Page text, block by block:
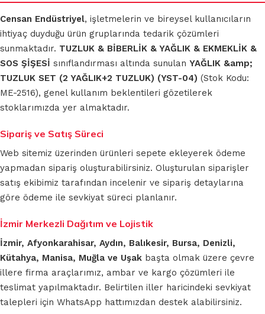
Censan Endüstriyel, işletmelerin ve bireysel kullanıcıların
ihtiyaç duyduğu ürün gruplarında tedarik çözümleri
sunmaktadır. TUZLUK & BİBERLİK & YAĞLIK & EKMEKLİK &
SOS ŞİŞESİ sınıflandırması altında sunulan YAĞLIK &amp;
TUZLUK SET (2 YAĞLIK+2 TUZLUK) (YST-04) (Stok Kodu:
ME-2516), genel kullanım beklentileri gözetilerek
stoklarımızda yer almaktadır.
Sipariş ve Satış Süreci
Web sitemiz üzerinden ürünleri sepete ekleyerek ödeme
yapmadan sipariş oluşturabilirsiniz. Oluşturulan siparişler
satış ekibimiz tarafından incelenir ve sipariş detaylarına
göre ödeme ile sevkiyat süreci planlanır.
İzmir Merkezli Dağıtım ve Lojistik
İzmir, Afyonkarahisar, Aydın, Balıkesir, Bursa, Denizli,
Kütahya, Manisa, Muğla ve Uşak başta olmak üzere çevre
illere firma araçlarımız, ambar ve kargo çözümleri ile
teslimat yapılmaktadır. Belirtilen iller haricindeki sevkiyat
talepleri için WhatsApp hattımızdan destek alabilirsiniz.